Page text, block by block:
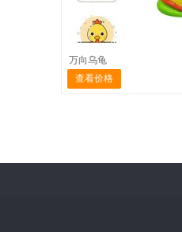
万向乌龟
查看价格